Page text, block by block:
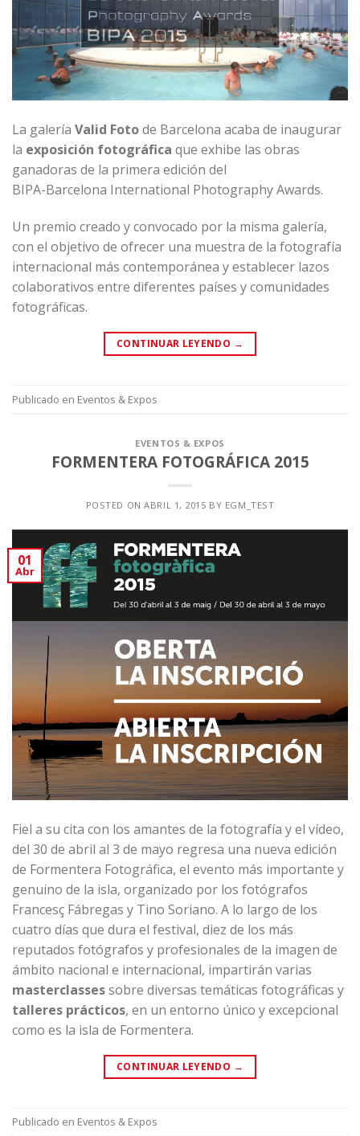
La galería Valid Fotode Barcelona acaba de inaugurar
la exposición fotográfica que exhibe las obras
ganadoras de la primera edición del
BIPA-Barcelona International Photography Awards.
Un premio creado y convocado por la misma galería,
con el objetivo de ofrecer una muestra de la fotografía
internacional más contemporánea y establecer lazos
colaborativos entre diferentes países y comunidades
fotográficas.
CONTINUAR LEYENDO →
Publicado en Eventos & Expos
EVENTOS & EXPOS
FORMENTERA FOTOGRÁFICA 2015
POSTED ONABRIL 1, 2015 BY EGM_TEST
01
Abr
Fiel a su cita con los amantes de la fotografía y el vídeo,
del 30 de abril al 3 de mayo regresa una nueva edición
de Formentera Fotográfica, el evento más importante y
genuino de la isla, organizado por los fotógrafos
Francesç Fábregas y Tino Soriano. A lo largo de los
cuatro días que dura el festival, diez de los más
reputados fotógrafos y profesionales de la imagen de
ámbito nacional e internacional, impartirán varias
masterclassessobre diversas temáticas fotográficas y
talleres prácticos, en un entorno único y excepcional
como es la isla de Formentera.
CONTINUAR LEYENDO →
Publicado en Eventos & Expos